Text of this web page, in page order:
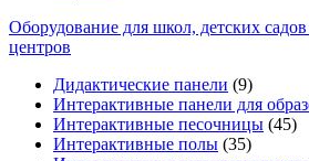
Оборудование для школ, детских
центров
Дидактические панели (9)
Интерактивные панели для
Интерактивные песочницы (45)
Интерактивные полы (35)